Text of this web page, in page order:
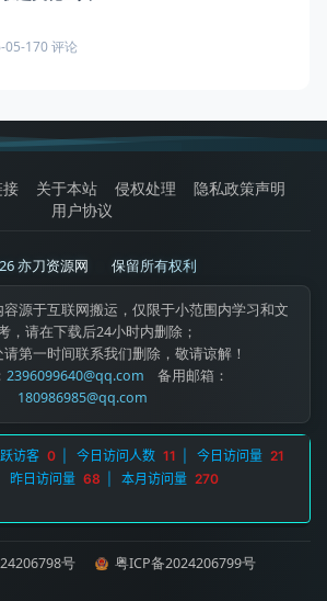
05-170 评论
关于本站 侵权处理
隐私政策声明
用户协议
亦刀资源网 保留所有权利
源于互联网搬运，仅限于小范围内学习和文
，请在下载后24小时内删除；
第一时间联系我们删除，敬请谅解！
2396099640@qq.com 备用邮箱：
180986985@qq.com
号 粤ICP备2024206799号